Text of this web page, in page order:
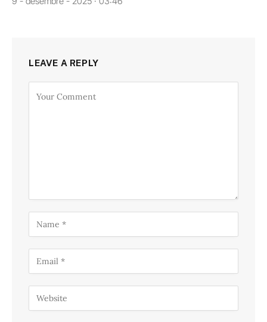
LEAVE A REPLY